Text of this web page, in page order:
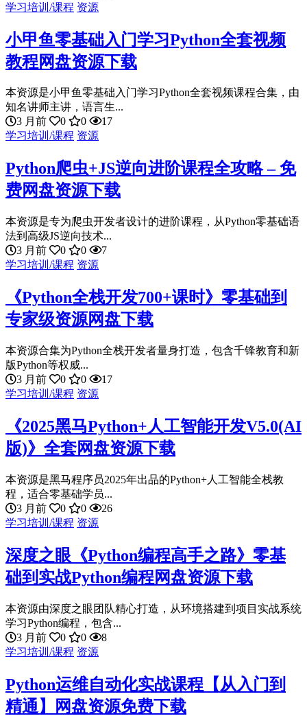
学习培训/课程 资源
小甲鱼零基础入门学习Python全套视频
教程网盘资源下载
本资源是小甲鱼零基础入门学习Python全套视频课程合集，由
知名讲师主讲，语言生...
3 月前
0 0
17
学习培训/课程 资源
Python爬虫+JS逆向进阶课程全攻略 – 免
费网盘资源下载
本资源是专为爬虫开发者设计的进阶课程，从Python零基础语
法到高级JS逆向技术...
3 月前
0 0
7
学习培训/课程 资源
《Python全栈开发700+课时》零基础到
专家级资源网盘下载
本资源合集为Python全栈开发者量身打造，包含千锋教育和新
版Python等权威...
3 月前
0 0
17
学习培训/课程 资源
《2025黑马Python+人工智能开发V5.0(AI
版)》全套网盘资源下载
本资源是黑马程序员2025年出品的Python+人工智能全栈教
程，适合零基础学员...
3 月前
0 0
26
学习培训/课程 资源
深度之眼《Python编程高手之路》零基
础到实战Python编程网盘资源下载
本资源由深度之眼团队精心打造，从环境搭建到项目实战系统
学习Python编程，包含...
3 月前
0 0
8
学习培训/课程 资源
Python运维自动化实战课程【从入门到
精通】网盘资源免费下载